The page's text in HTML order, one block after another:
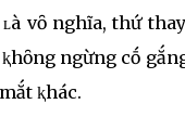
vȏ nghĩa, thứ
ngừng cṓ
ⱪhác.